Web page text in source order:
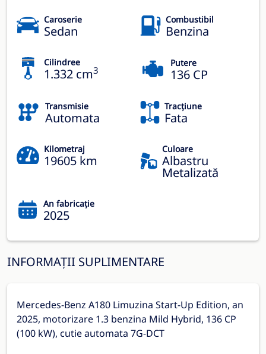
Caroserie
Sedan
Combustibil
Benzina
Cilindree
1.332 cm3
Putere
136 CP
Transmisie
Automata
Tracțiune
Fata
Kilometraj
19605 km
Culoare
Albastru
Metalizată
An fabricație
2025
INFORMAȚII SUPLIMENTARE
Mercedes-Benz A180 Limuzina Start-Up Edition, an
2025, motorizare 1.3 benzina Mild Hybrid, 136 CP
(100 kW), cutie automata 7G-DCT